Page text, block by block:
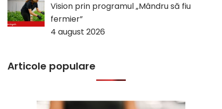
Vision prin programul „Mândru să fiu
fermier”
4 august 2026
Articole populare